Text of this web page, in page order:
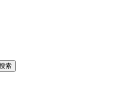
索